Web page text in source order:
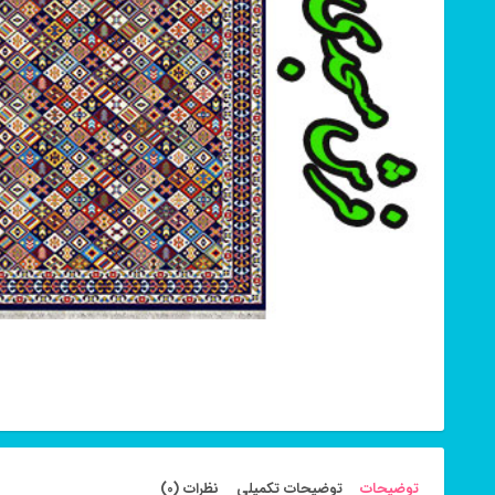
توضیحات توضیحات تکمیلی نظرات (0)